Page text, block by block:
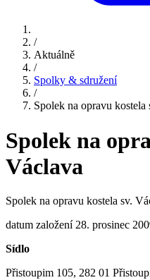
/
Aktuálně
/
Spolky & sdružení
/
Spolek na opravu kostela
Spolek na
Václava
Spolek na opravu kostela sv.
datum založení 28. prosinec
Sídlo
Přistoupim 105, 282 01